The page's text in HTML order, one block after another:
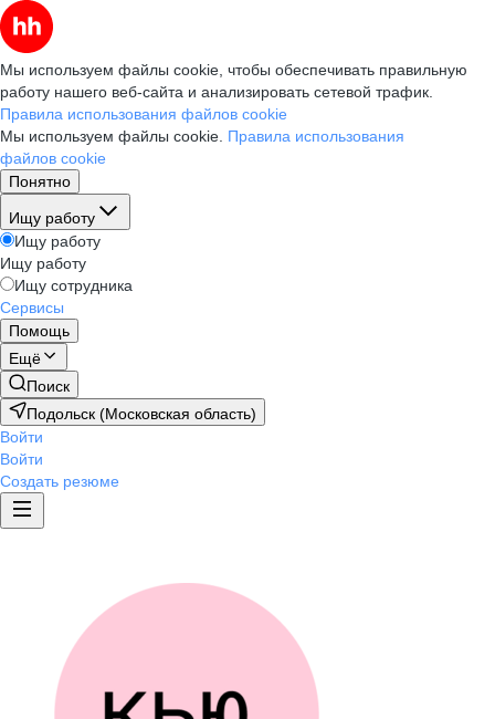
Мы используем файлы cookie, чтобы обеспечивать правильную
работу нашего веб-сайта и анализировать сетевой трафик.
Правила использования файлов cookie
Мы используем файлы cookie. Правила использования
файлов cookie
Понятно
Ищу работу
Ищу работу
Ищу работу
Ищу сотрудника
Сервисы
Помощь
Ещё
Поиск
Подольск (Московская область)
Войти
Войти
Создать резюме